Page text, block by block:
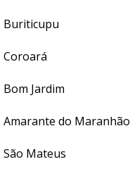
Buriticupu
Coroará
Bom Jardim
Amarante do Maranhão
São Mateus